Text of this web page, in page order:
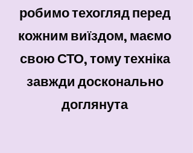
робимо техогляд перед
кожним виїздом, маємо
свою СТО, тому техніка
завжди досконально
доглянута